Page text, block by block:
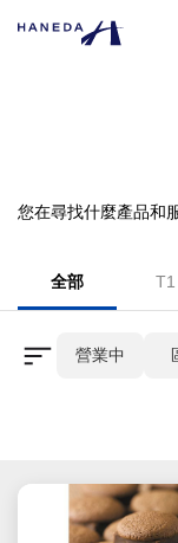
您在尋找什麼產品和
全部 T1
營業中